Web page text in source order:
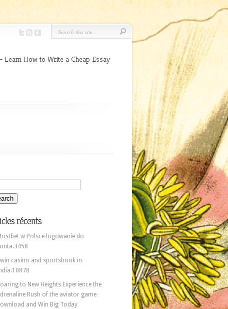
Learn How to Write a Cheap Essay
récents
w Polsce logowanie do
casino and sportsbook in
to New Heights Experience the
Rush of the aviator game
and Win Big Today